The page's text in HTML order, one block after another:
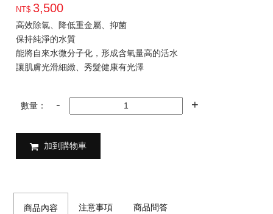
NT$ 3,500
高效除氯、降低重金屬、抑菌
保持純淨的水質
能將自來水微分子化，形成含氧量高的活水
讓肌膚光滑細緻、秀髮健康有光澤
數量：
加到購物車
商品內容 注意事項 商品問答